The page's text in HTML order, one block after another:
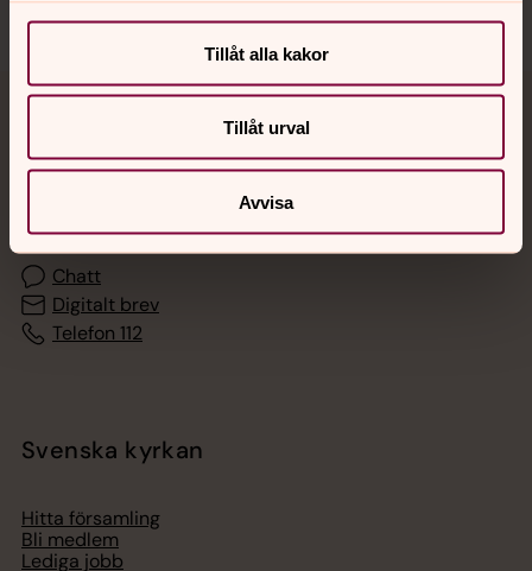
Tillåt alla kakor
Tillåt urval
Avvisa
Jourhavande präst
Akut samtals- och krisstöd. Prata eller chatta anonymt
med en präst på kvällar och nätter.
Chatt
Digitalt brev
Telefon 112
Svenska kyrkan
Hitta församling
Bli medlem
Lediga jobb